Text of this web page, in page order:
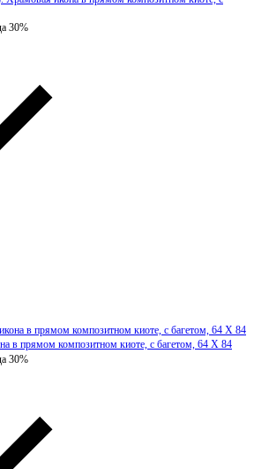
30%
в прямом композитном киоте, с багетом, 64 Х 84
30%